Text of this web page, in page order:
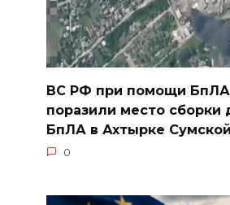
ВС РФ при помощи БпЛА
поразили место сборки
БпЛА в Ахтырке
0